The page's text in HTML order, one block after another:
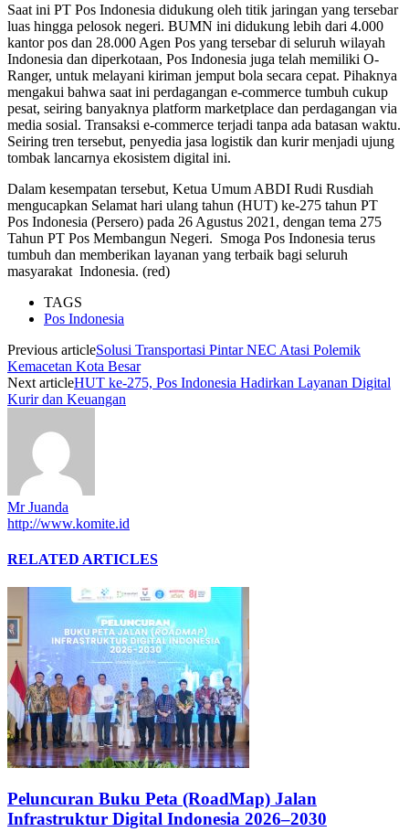
Saat ini PT Pos Indonesia didukung oleh titik jaringan yang tersebar
luas hingga pelosok negeri. BUMN ini didukung lebih dari 4.000
kantor pos dan 28.000 Agen Pos yang tersebar di seluruh wilayah
Indonesia dan diperkotaan, Pos Indonesia juga telah memiliki O-
Ranger, untuk melayani kiriman jemput bola secara cepat. Pihaknya
mengakui bahwa saat ini perdagangan e-commerce tumbuh cukup
pesat, seiring banyaknya platform marketplace dan perdagangan via
media sosial. Transaksi e-commerce terjadi tanpa ada batasan waktu.
Seiring tren tersebut, penyedia jasa logistik dan kurir menjadi ujung
tombak lancarnya ekosistem digital ini.
Dalam kesempatan tersebut, Ketua Umum ABDI Rudi Rusdiah
mengucapkan Selamat hari ulang tahun (HUT) ke-275 tahun PT
Pos Indonesia (Persero) pada 26 Agustus 2021, dengan tema 275
Tahun PT Pos Membangun Negeri. Smoga Pos Indonesia terus
tumbuh dan memberikan layanan yang terbaik bagi seluruh
masyarakat Indonesia. (red)
TAGS
Pos Indonesia
Previous articleSolusi Transportasi Pintar NEC Atasi Polemik
Kemacetan Kota Besar
Next articleHUT ke-275, Pos Indonesia Hadirkan Layanan Digital
Kurir dan Keuangan
Mr Juanda
http://www.komite.id
RELATED ARTICLES
Peluncuran Buku Peta (RoadMap) Jalan
Infrastruktur Digital Indonesia 2026–2030